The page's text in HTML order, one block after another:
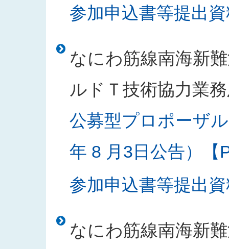
参加申込書等提出
なにわ筋線南海新
ルドＴ技術協力業
公募型プロポーザ
年 8 月3日公告）【
参加申込書等提出
なにわ筋線南海新